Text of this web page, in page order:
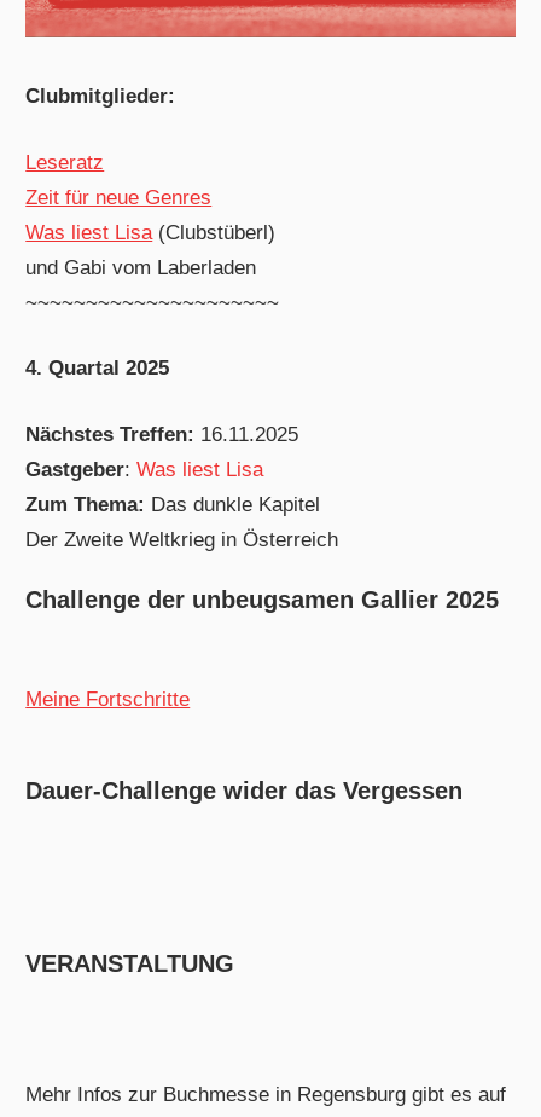
Clubmitglieder:
Leseratz
Zeit für neue Genres
Was liest Lisa (Clubstüberl)
und Gabi vom Laberladen
~~~~~~~~~~~~~~~~~~~~~
4. Quartal 2025
Nächstes Treffen: 16.11.2025
Gastgeber:Was liest Lisa
Zum Thema: Das dunkle Kapitel
Der Zweite Weltkrieg in Österreich
Challenge der unbeugsamen Gallier 2025
Meine Fortschritte
Dauer-Challenge wider das Vergessen
VERANSTALTUNG
Mehr Infos zur Buchmesse in Regensburg gibt es auf